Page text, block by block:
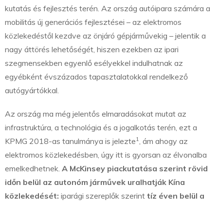
kutatás és fejlesztés terén. Az ország autóipara számára a
mobilitás új generációs fejlesztései – az elektromos
közlekedéstől kezdve az önjáró gépjárművekig – jelentik a
nagy áttörés lehetőségét, hiszen ezekben az ipari
szegmensekben egyenlő esélyekkel indulhatnak az
egyébként évszázados tapasztalatokkal rendelkező
autógyártókkal.
Az ország ma még jelentős elmaradásokat mutat az
infrastruktúra, a technológia és a jogalkotás terén, ezt a
KPMG 2018-as tanulmánya is jelezte1, ám ahogy az
elektromos közlekedésben, úgy itt is gyorsan az élvonalba
emelkedhetnek. A McKinsey piackutatása szerint rövid
időn belül az autonóm járművek uralhatják Kína
közlekedését: iparági szereplők szerint tíz éven belül a